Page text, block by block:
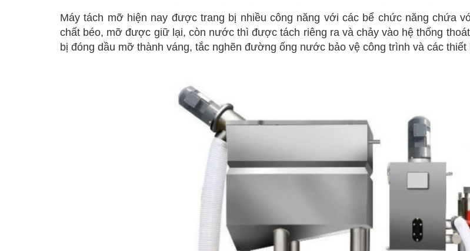
Máy tách mỡ hiện nay được trang bị nhiều công năng với các bể chức năng chứa
chất béo, mỡ được giữ lại, còn nước thì được tách riêng ra và chảy vào hệ thống
bị đóng dầu mỡ thành váng, tắc nghẽn đường ống nước bảo vệ công trình và các thiết